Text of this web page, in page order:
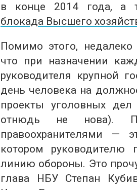
в конце 2014 года, а
блокада Высшего
Помимо этого,
что при назначении
руководителя крупной
день человека на
проекты уголовных
отнюдь не нова).
правоохранителями —
котором руководителю
линию обороны. Это
глава НБУ Степан